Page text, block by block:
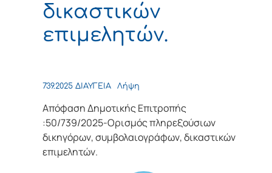
δικαστικών
επιμελητών.
739.2025 ΔΙΑΥΓΕΙΑ Λήψη
Απόφαση Δημοτικής Επιτροπής
:50/739/2025-Ορισμός πληρεξούσιων
δικηγόρων, συμβολαιογράφων, δικαστικών
επιμελητών.